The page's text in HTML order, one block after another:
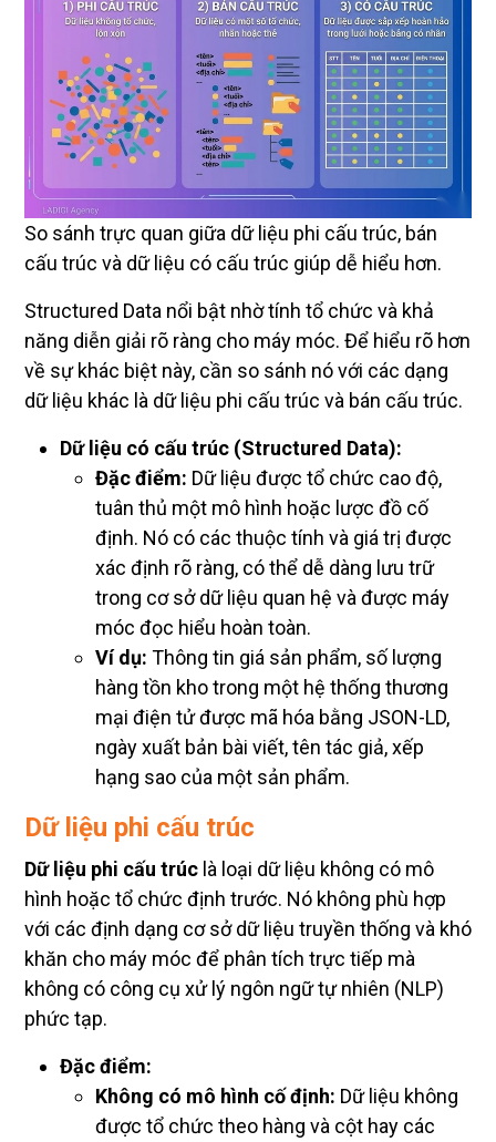
So sánh trực quan giữa dữ liệu phi cấu trúc, bán
cấu trúc và dữ liệu có cấu trúc giúp dễ hiểu hơn.
Structured Data nổi bật nhờ tính tổ chức và khả
năng diễn giải rõ ràng cho máy móc. Để hiểu rõ hơn
về sự khác biệt này, cần so sánh nó với các dạng
dữ liệu khác là dữ liệu phi cấu trúc và bán cấu trúc.
Dữ liệu có cấu trúc (Structured Data):
Đặc điểm: Dữ liệu được tổ chức cao độ,
tuân thủ một mô hình hoặc lược đồ cố
định. Nó có các thuộc tính và giá trị được
xác định rõ ràng, có thể dễ dàng lưu trữ
trong cơ sở dữ liệu quan hệ và được máy
móc đọc hiểu hoàn toàn.
Ví dụ: Thông tin giá sản phẩm, số lượng
hàng tồn kho trong một hệ thống thương
mại điện tử được mã hóa bằng JSON-LD,
ngày xuất bản bài viết, tên tác giả, xếp
hạng sao của một sản phẩm.
Dữ liệu phi cấu trúc
Dữ liệu phi cấu trúc là loại dữ liệu không có mô
hình hoặc tổ chức định trước. Nó không phù hợp
với các định dạng cơ sở dữ liệu truyền thống và khó
khăn cho máy móc để phân tích trực tiếp mà
không có công cụ xử lý ngôn ngữ tự nhiên (NLP)
phức tạp.
Đặc điểm:
Không có mô hình cố định: Dữ liệu không
được tổ chức theo hàng và cột hay các